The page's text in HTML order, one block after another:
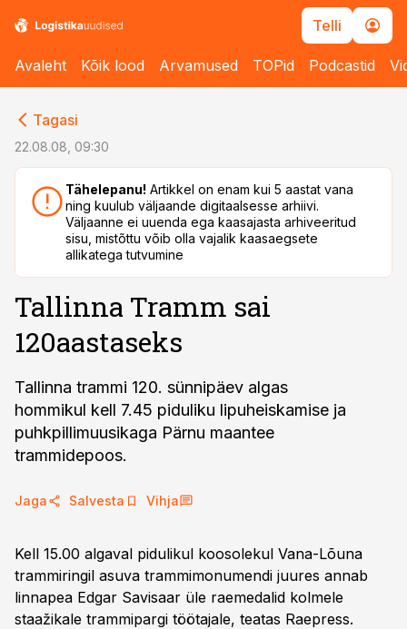
Telli
Avaleht Kõik lood Arvamused TOPid Podcastid
Tagasi
22.08.08, 09:30
Tähelepanu! Artikkel on enam kui 5 aastat vana
ning kuulub väljaande digitaalsesse arhiivi.
Väljaanne ei uuenda ega kaasajasta arhiveeritud
sisu, mistõttu võib olla vajalik kaasaegsete
allikatega tutvumine
Tallinna Tramm sai
120aastaseks
Tallinna trammi 120. sünnipäev algas
hommikul kell 7.45 piduliku lipuheiskamise ja
puhkpillimuusikaga Pärnu maantee
trammidepoos.
Jaga Salvesta Vihja
Kell 15.00 algaval pidulikul koosolekul Vana-Lõuna
trammiringil asuva trammimonumendi juures annab
linnapea Edgar Savisaar üle raemedalid kolmele
staažikale trammipargi töötajale, teatas Raepress.